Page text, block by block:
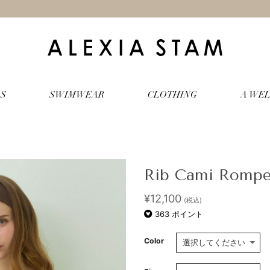
SWIMWEAR CLOTHING A
Rib Cami
¥12,100 (税込)
363ポイント
Color